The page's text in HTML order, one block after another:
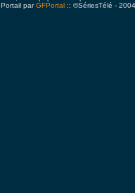
Portail parGFPortal:: ©SériesTélé -